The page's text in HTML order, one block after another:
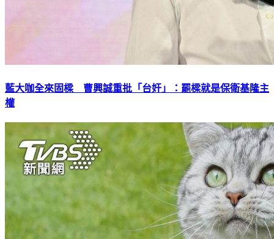
藍大咖全來固樑 曹興誠重批「台奸」：罷樑就是保衛基隆主
權